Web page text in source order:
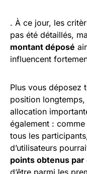
. À ce jour, les
pas été détaillés,
montant déposé
influencent
Plus vous déposez
position longtemps,
allocation
également :
tous les
d’utilisateurs
points obtenus par
d’être parmi les